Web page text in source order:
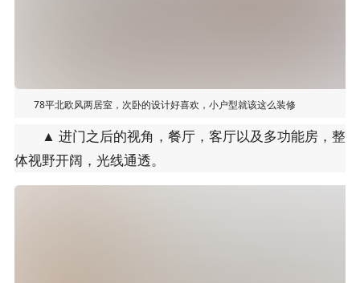
78平北欧风两居室，次卧的设计好喜欢，小户型就该这么装修
▲ 进门之后的视角，餐厅，客厅以及多功能房，整
体视野开阔，光线通透。